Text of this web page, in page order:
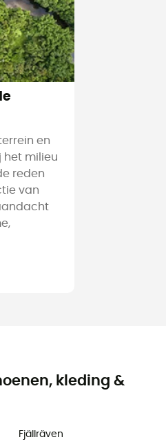
en
het milieu
reden
van
kleding &
Fjällräven